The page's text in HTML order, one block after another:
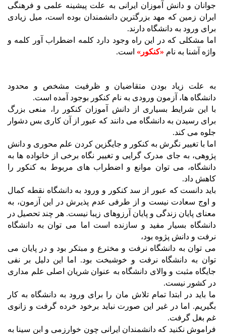
جوانان و دانش آموزان ایرانی به علت پیشینه علمی و فرهنگی
ایران زمین که مهد بزرگترین دانشمندان بوده است، میل زیادی
برای ورود به دانشگاه دارند.
اما مشکلی که در این راه وجود دارد کلمه اضطراب آور کلمه و
واژه آشنا به نام «کنکور» است.
به علت زیاد بودن متقاضیان و ظرفیت مشخص و محدود
دانشگاه ها، آزمون ورودی به نام کنکور بوجود آمده است.
با این شرایط بسیاری از دانش آموزان کنکور را، منعی بزرگ
برای رسیدن به دانشگاه می دانند که عبور از آن کاری بس دشوار
جلوه می کند.
اما با تغییر نگرش به کنکور و جایگزین کردن علم محوری و دانش
پژوهی، به جای مدرک گرایی و تغییر نگاه برخی از خانواده ها به
دانشگاه، می توان موانع و اضطراب های مربوط به کنکور را
کاهش داد.
باید دانست که عبور از سد کنکور و ورود به دانشگاه نقطه کمال
و اوج سعادت نیست و از طرفی عدم پذیرش در این آزمون، به
معنای پایان زندگی و پایان آرزوهای زیبا نیست. هر چند تحصیل در
دانشگاه بسیار مفید و سازنده است اما می توان به دانشگاه
نرفت و دانش پژوه بود،
می توان به دانشگاه نرفت و مخترع و مبتکر بود و در پایان می
توان به دانشگاه نرفت و خوشبخت بود. اما این دلیل بر نفی
جایگاه مثبت و والای دانشگاه به عنوان شریان اصلی علم مداری
در کشور نیست.
ما باید در ابتدا تمام تلاش مان را برای ورود به دانشگاه به کار
بگیریم. اما در غیر این صورت نباید برخود خرده گرفت و زانوی
غم بغل گرفت.
فراموش نکنید که دانشمندان ایرانی چون خوارزمی و ابن سینا به